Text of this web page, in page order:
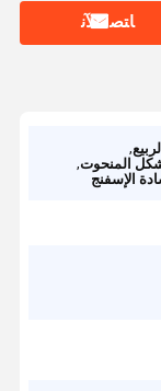
ﺎﺘﺼﻟ ﺍﻶﻧ
,
المنحوت,
الإسفنج